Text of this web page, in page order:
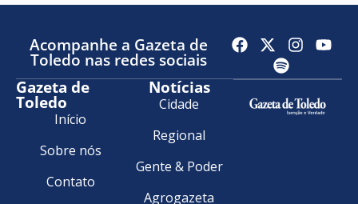
Acompanhe a Gazeta de
Toledo nas redes sociais
Gazeta de
Toledo
Início
Sobre nós
Contato
Notícias
Cidade
Regional
Gente & Poder
Agrogazeta